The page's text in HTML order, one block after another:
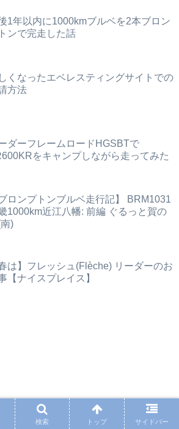
1年以内に1000kmブルベを2本ブロン
ンで完走した話
くなったエベレスティングサイトでの
方法
ダーフレームロードHGSBTで
をキャンプしながら走ってみた
ブロンプトンブルベ走行記】 BRM1031
1000km近江八幡: 前編 ぐるっと賀の
)
春は】フレッシュ(Flèche) リーダーのお
【ナイスプレイス】
検索 トップ サイドバー